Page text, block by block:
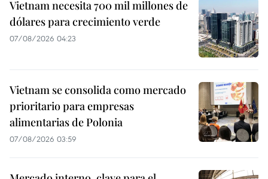
Vietnam necesita 700 mil millones de
dólares para crecimiento verde
07/08/2026 04:23
Vietnam se consolida como mercado
prioritario para empresas
alimentarias de Polonia
07/08/2026 03:59